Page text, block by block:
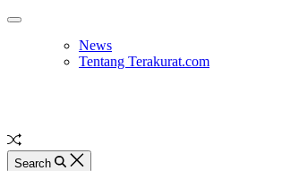
Skip
Off
News
Tentang Terakurat.com
Random
Article
Search